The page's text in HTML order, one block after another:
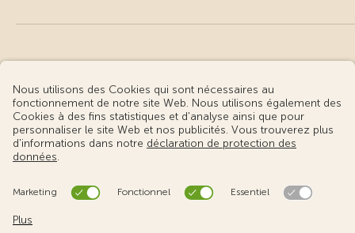
Conditions d’utilisation – informations juridiques